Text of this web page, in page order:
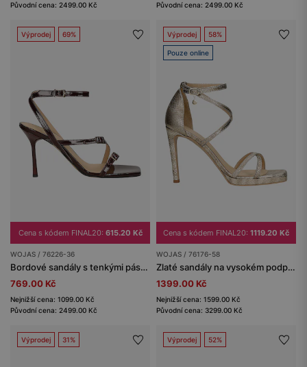
Původní cena: 2499.00 Kč Původní cena: 2499.00 Kč
Výprodej 69%
Cena s kódem FINAL20: 615.20 Kč
WOJAS / 76226-36
Bordové sandály s tenkými pásky na vysokém podpatku
769.00 Kč
Nejnižší cena: 1099.00 Kč
Původní cena: 2499.00 Kč
Výprodej 58%
Pouze online
Cena s kódem FINAL20: 1119.20 Kč
WOJAS / 76176-58
Zlaté sandály na vysokém podpatku
1399.00 Kč
Nejnižší cena: 1599.00 Kč
Původní cena: 3299.00 Kč
Výprodej 31% Výprodej 52%